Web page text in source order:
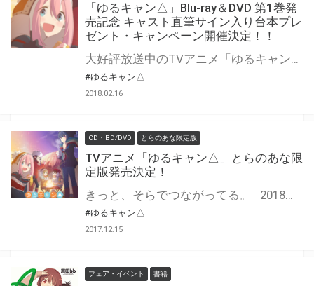
「ゆるキャン△」Blu-ray＆DVD 第1巻発
売記念 キャスト直筆サイン入り台本プレ
ゼント・キャンペーン開催決定！！
大好評放送中のTVアニメ「ゆるキャン△」のBlu-ray/DVDの発売を記念して、キャスト直筆サイン入り台本プレゼント・キャンペーンを開催致します！ とらのあな抽選特典として【キャスト直筆サイン入り台本】をご応募いただいた方の中から抽選でプレゼント！！ 対象店舗でご購入のいただいた方に、応募抽選券をお渡し致します。 是非、奮ってご応募ください♪
#ゆるキャン△
2018.02.16
CD・BD/DVD とらのあな限定版
TVアニメ「ゆるキャン△」とらのあな限
定版発売決定！
きっと、そらでつながってる。 2018年1月よりテレビアニメの放映がスタートする、 『ゆるキャン△』のBlu-ray/DVDの発売が早くも決定！ とらのあなでは、Blu-ray Disc/DVD全3巻で『とらのあな限定版』を発売！！ 気になるとらのあな限定版の特典は… 1巻にて【スマホケース(ポーチ)】 。 2巻では【アクリルカラビナセット(各務原なでしこ・志摩リン)】、 3巻では【アクリルカラビナセット(大垣千明・犬山あおい)】を実施！ 更に！とらのあな限定版の全巻連動特典として、『アクリルカラビナ(斉藤恵那)』＆『B2タペストリー』も実施決定！ また、とらのあな限定版だけでなく、 Blu-ray＆DVDでも、とらのあなオリジナル特典を実施！ 全巻連動特典として『アニメ描き下ろしイラスト使用全巻収納BOX(各務原なでしこ・志摩リン・犬山あおい)』をプレゼント♪ 是非とも、とらのあな対象店舗でご予約・ご購入をお待ちしております♪♪
#ゆるキャン△
2017.12.15
フェア・イベント 書籍